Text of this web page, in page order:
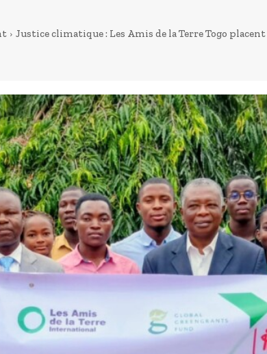
Justice climatique : Les Amis de la Terre Togo placent